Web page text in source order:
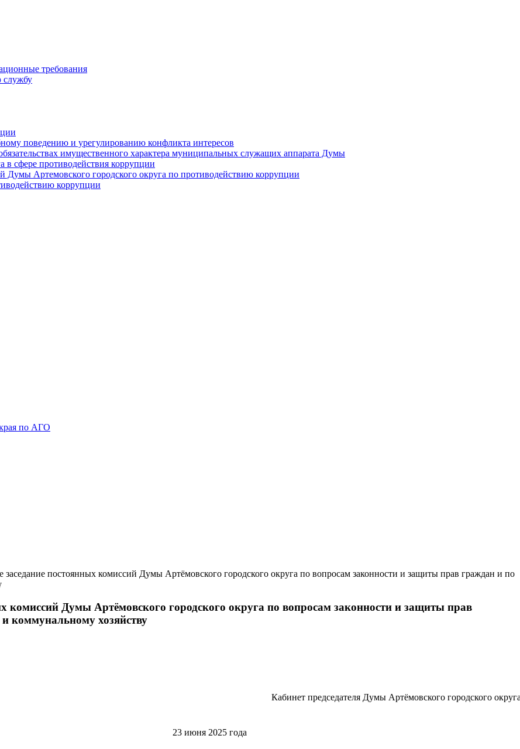
требования
службу
поведению и урегулированию конфликта интересов
имущественного характера муниципальных служащих аппарата Думы
в сфере противодействия коррупции
Артемовского городского округа по противодействию коррупции
коррупции
по АГО
постоянных комиссий Думы Артёмовского городского округа по вопросам законности и защиты прав граждан и по
комиссий Думы Артёмовского городского округа по вопросам законности и защиты прав
и коммунальному хозяйству
Кабинет председателя Думы Артёмовского городского
2025 года